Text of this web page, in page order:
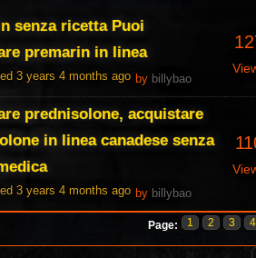
senza ricetta Puoi
premarin in linea
3 years 4 months ago by billybao
prednisolone, acquistare
in linea canadese senza
3 years 4 months ago by billybao
Page: 1 2 3 4